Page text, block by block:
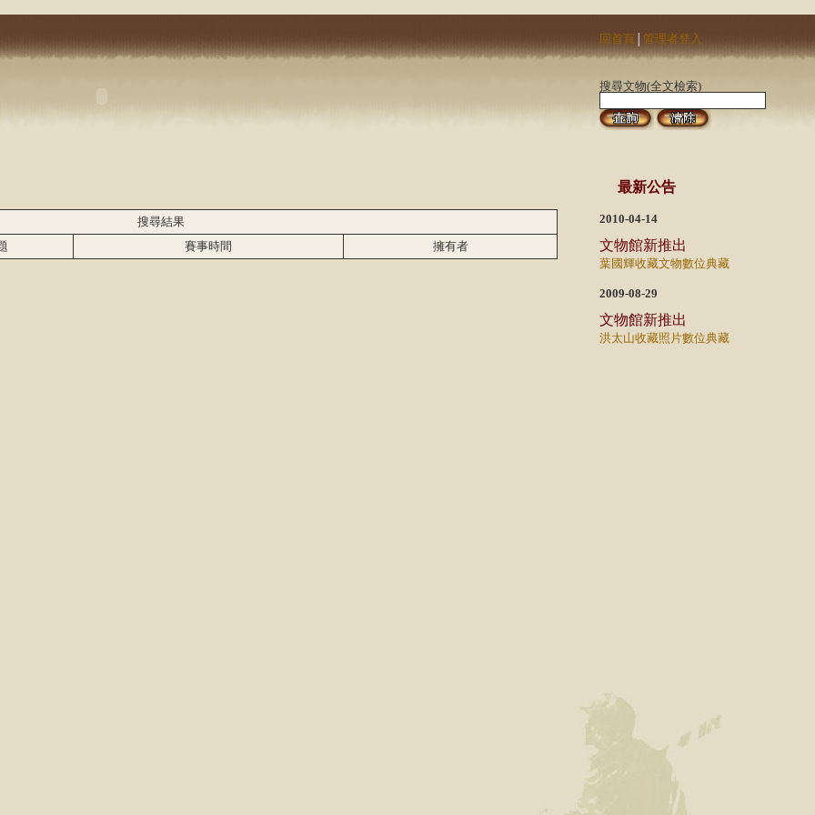
回首頁 管理者登入
搜尋文物(全文檢索)
搜尋結果
賽事時間 擁有者
最新公告
2010-04-14
文物館新推出
葉國輝收藏文物數位典藏
2009-08-29
文物館新推出
洪太山收藏照片數位典藏